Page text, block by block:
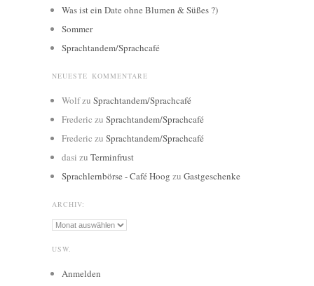
Was ist ein Date ohne Blumen & Süßes ?)
Sommer
Sprachtandem/Sprachcafé
NEUESTE KOMMENTARE
Wolfzu Sprachtandem/Sprachcafé
Frederic zu Sprachtandem/Sprachcafé
Frederic zu Sprachtandem/Sprachcafé
dasi zu Terminfrust
Sprachlernbörse - Café Hoog zu Gastgeschenke
ARCHIV:
Archiv:
USW.
Anmelden